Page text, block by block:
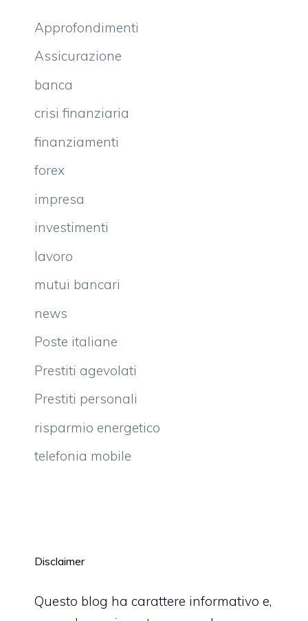
Approfondimenti
Assicurazione
banca
crisi finanziaria
finanziamenti
forex
impresa
investimenti
lavoro
mutui bancari
news
Poste italiane
Prestiti agevolati
Prestiti personali
risparmio energetico
telefonia mobile
Disclaimer
Questo blog ha carattere informativo e,